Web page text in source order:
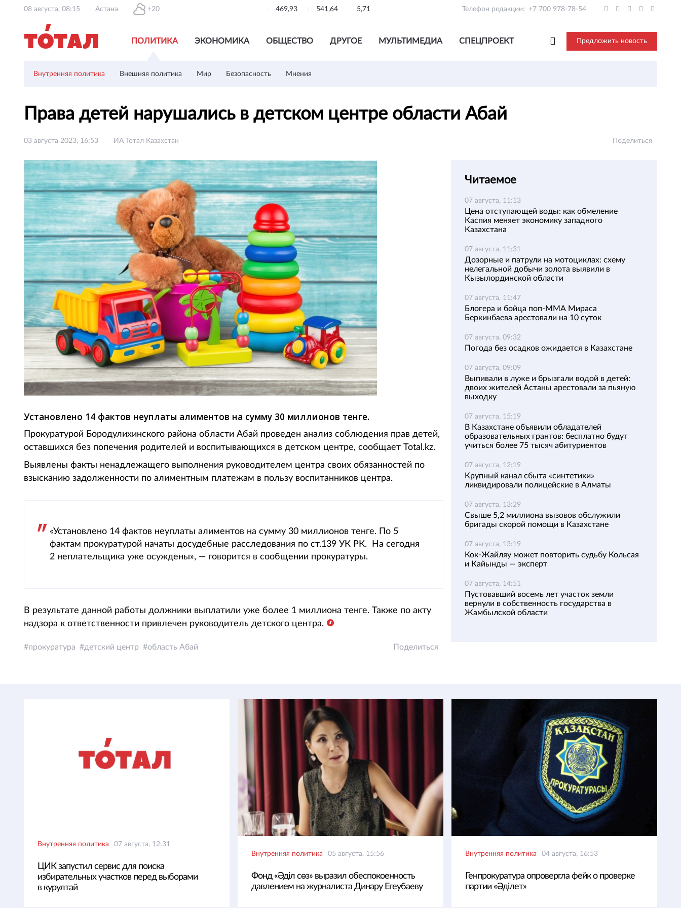
08 августа, 08:15 Астана +20 469,93 541,64 5,71 Телефон редакции: +7 700 978-78-54
ПОЛИТИКА ЭКОНОМИКА ОБЩЕСТВО ДРУГОЕ МУЛЬТИМЕДИА СПЕЦПРОЕКТ Предложить новость
Внутренняя политика Внешняя политика Мир Безопасность Мнения
Права детей нарушались в детском центре области Абай
03 августа 2023, 16:53 ИА Тотал Казахстан Поделиться
Установлено 14 фактов неуплаты алиментов на сумму 30 миллионов тенге.
Прокуратурой Бородулихинского района области Абай проведен анализ соблюдения прав детей,
оставшихся без попечения родителей и воспитывающихся в детском центре, сообщает Total.kz.
Выявлены факты ненадлежащего выполнения руководителем центра своих обязанностей по
взысканию задолженности по алиментным платежам в пользу воспитанников центра.
«Установлено 14 фактов неуплаты алиментов на сумму 30 миллионов тенге. По 5
фактам прокуратурой начаты досудебные расследования по ст.139 УК РК. На сегодня
2 неплательщика уже осуждены», — говорится в сообщении прокуратуры.
В результате данной работы должники выплатили уже более 1 миллиона тенге. Также по акту
надзора к ответственности привлечен руководитель детского центра.
прокуратура детский центр область Абай Поделиться
Читаемое
07 августа, 11:13
Цена отступающей воды: как обмеление
Каспия меняет экономику западного
Казахстана
07 августа, 11:31
Дозорные и патрули на мотоциклах: схему
нелегальной добычи золота выявили в
Кызылординской области
07 августа, 11:47
Блогера и бойца поп-ММА Мираса
Беркинбаева арестовали на 10 суток
07 августа, 09:32
Погода без осадков ожидается в Казахстане
07 августа, 09:09
Выпивали в луже и брызгали водой в детей:
двоих жителей Астаны арестовали за пьяную
выходку
07 августа, 15:19
В Казахстане объявили обладателей
образовательных грантов: бесплатно будут
учиться более 75 тысяч абитуриентов
07 августа, 12:19
Крупный канал сбыта «синтетики»
ликвидировали полицейские в Алматы
07 августа, 13:29
Свыше 5,2 миллиона вызовов обслужили
бригады скорой помощи в Казахстане
07 августа, 13:19
Кок-Жайляу может повторить судьбу Кольсая
и Кайынды — эксперт
07 августа, 14:51
Пустовавший восемь лет участок земли
вернули в собственность государства в
Жамбылской области
Внутренняя политика 07 августа, 12:31
ЦИК запустил сервис для поиска
избирательных участков перед выборами
в курултай
Внутренняя политика 05 августа, 15:56
Фонд «Әділ сөз» выразил обеспокоенность
давлением на журналиста Динару Егеубаеву
Внутренняя политика 04 августа, 16:53
Генпрокуратура опровергла фейк о проверке
партии «Әділет»